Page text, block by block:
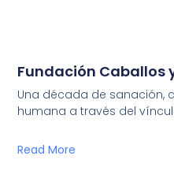
Fundación Caballos
Una década de sanación,
humana a través del
Read More